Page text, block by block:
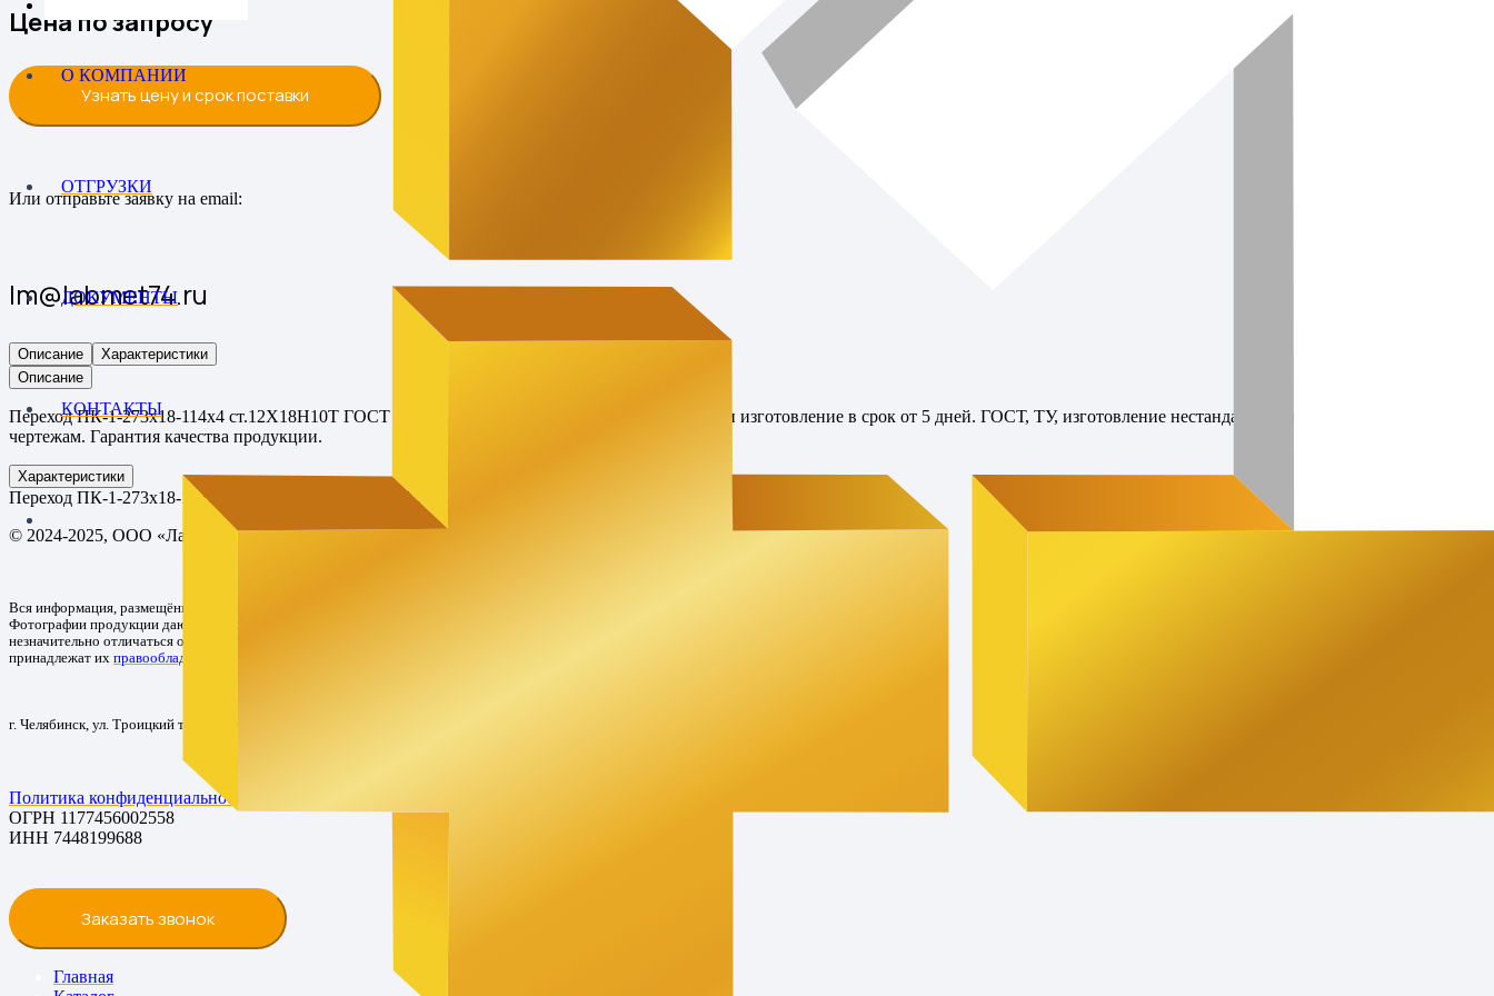
О КОМПАНИИ
ОТГРУЗКИ
ДОКУМЕНТЫ
КОНТАКТЫ
Цена по запросу
Узнать цену и срок поставки
Или отправьте заявку на email:
lm@labmet74.ru
Описание
Характеристики
Описание
Переход ПК-1-273х18-114х4 ст.12Х18Н10Т ГОСТ 17378-2001 от производителя в наличии или изготовление в срок от 5 дней. ГОСТ, ТУ, изготовление нестандартных изделий по вашим
чертежам. Гарантия качества продукции.
Характеристики
Переход ПК-1-273х18-114х4 ст.12Х18Н10Т ГОСТ 17378-2001
© 2024-2025, ООО «Лабмет»
Вся информация, размещённая на сайте, предназначена только для ознакомления и не является публичной офертой.
Фотографии продукции дают лишь общее представление о товаре. Цвета, представленные на сайте, могут
незначительно отличаться от реальных из-за особенностей цветопередачи различных устройств. Авторские права
принадлежат их правообладателям
г. Челябинск, ул. Троицкий тракт, 21Ж
Политика конфиденциальности
ОГРН 1177456002558
ИНН 7448199688
Заказать звонок
Главная